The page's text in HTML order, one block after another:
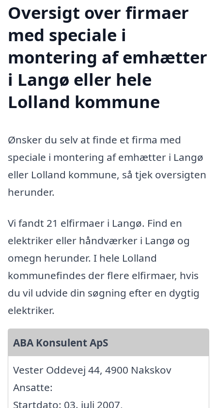
Oversigt over firmaer
med speciale i
montering af emhætter
i Langø eller hele
Lolland kommune
Ønsker du selv at finde et firma med
speciale i montering af emhætter i Langø
eller Lolland kommune, så tjek oversigten
herunder.
Vi fandt 21 elfirmaer i Langø. Find en
elektriker eller håndværker i Langø og
omegn herunder. I hele Lolland
kommunefindes der flere elfirmaer, hvis
du vil udvide din søgning efter en dygtig
elektriker.
ABA Konsulent ApS
Vester Oddevej 44, 4900 Nakskov
Ansatte:
Startdato: 03. juli 2007,